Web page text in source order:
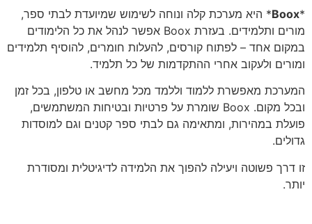
*
Boox* היא מערכת קלה ונוחה לשימוש שמיועדת לבתי ספר,
מורים ותלמידים. בעזרת Boox אפשר לנהל את כל הלימודים
במקום אחד – לפתוח קורסים, להעלות חומרים, להוסיף תלמידים
ומורים ולעקוב אחרי ההתקדמות של כל תלמיד.
המערכת מאפשרת ללמוד וללמד מכל מחשב או טלפון, בכל זמן
ובכל מקום. Boox שומרת על פרטיות ובטיחות המשתמשים,
פועלת במהירות, ומתאימה גם לבתי ספר קטנים וגם למוסדות
גדולים.
זו דרך פשוטה ויעילה להפוך את הלמידה לדיגיטלית ומסודרת
יותר.